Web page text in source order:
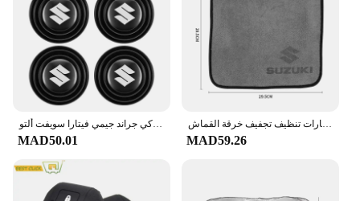
MAD50.01 MAD59.26